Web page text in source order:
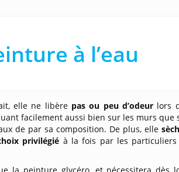
à l’eau
elle ne libèrepas ou peu d’odeur lors
facilement aussi bien sur les murs que
de par sa composition. De plus, elle
privilégié à la fois par les